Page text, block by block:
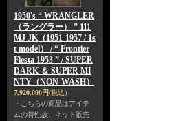
1950's “ WRANGLER
（ラングラー） ” 111
MJ JK（1951-1957 / 1s
t model） / “ Frontier
Fiesta 1953 ” / SUPER
DARK ＆ SUPER MI
NTY（NON-WASH）
7,920,000円(税込)
・こちらの商品はアイテ
ムの特性故、ネット販売